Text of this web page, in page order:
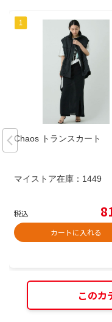
Chaos トランスカート
マイストア在庫： 1449
税込
カートに入れる
このカ